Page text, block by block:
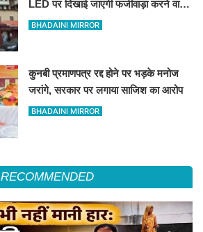
LED पर दिखाई जाएगी फर्जीवाड़ा करने वालों
की तस्वीर
BHADAINI MIRROR
कुनबी प्रमाणपत्र रद्द होने पर भड़के मनोज
जरांगे, सरकार पर लगाया साजिश का आरोप
BHADAINI MIRROR
RECOMMENDED